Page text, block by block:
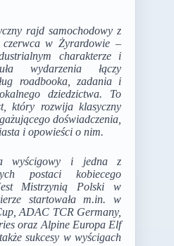
rajd samochodowy z
w Żyrardowie –
charakterze i
wydarzenia łączy
roadbooka, zadania i
dziedzictwa. To
który rozwija klasyczny
doświadczenia,
i opowieści o nim.
wyścigowy i jedna z
postaci kobiecego
Mistrzynią Polski w
startowała m.in. w
ADAC TCR Germany,
oraz Alpine Europa Elf
sukcesy w wyścigach